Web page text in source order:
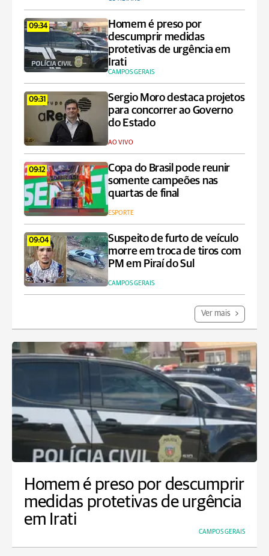
09:34
Homem é preso por
descumprir medidas
protetivas de urgência em
Irati
CAMPOS GERAIS
09:31
Sergio Moro destaca projetos
para concorrer ao Governo
do Estado
AO VIVO
09:12
Copa do Brasil pode reunir
somente campeões nas
quartas de final
ESPORTE
09:04
Suspeito de furto de veículo
morre em troca de tiros com
PM em Piraí do Sul
CAMPOS GERAIS
Ver mais
Homem é preso por descumprir
medidas protetivas de urgência
em Irati
CAMPOS GERAIS